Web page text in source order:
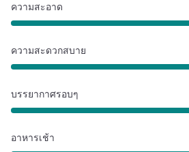
ความสะอาด
ความสะดวกสบาย
บรรยากาศรอบๆ
อาหารเช้า